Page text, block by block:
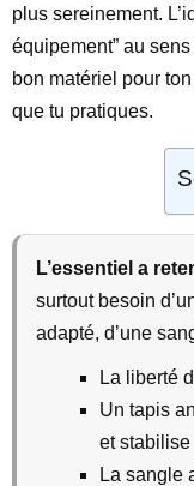
plus sereinement.
équipement” au
bon matériel pour
que tu pratiques.
L’essentiel a
surtout besoin
adapté, d’une
La liberté
Un tapis
et stabilise
La sangle